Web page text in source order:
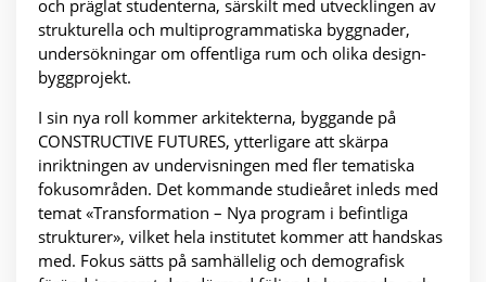
och präglat studenterna, särskilt med utvecklingen av
strukturella och multiprogrammatiska byggnader,
undersökningar om offentliga rum och olika design-
byggprojekt.
I sin nya roll kommer arkitekterna, byggande på
CONSTRUCTIVE FUTURES, ytterligare att skärpa
inriktningen av undervisningen med fler tematiska
fokusområden. Det kommande studieåret inleds med
temat «Transformation – Nya program i befintliga
strukturer», vilket hela institutet kommer att handskas
med. Fokus sätts på samhällelig och demografisk